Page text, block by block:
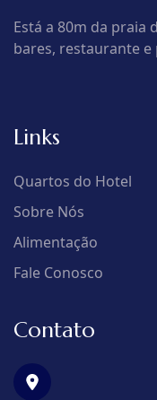
Está a 80m da praia
bares, restaurante
Links
Quartos do Hotel
Sobre Nós
Alimentação
Fale Conosco
Contato